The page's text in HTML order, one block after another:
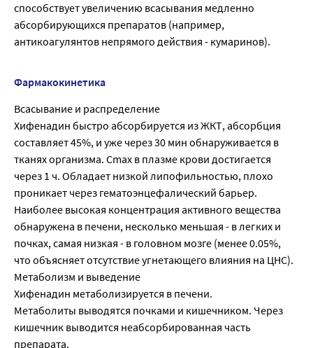
способствует увеличению всасывания медленно
абсорбирующихся препаратов (например,
антикоагулянтов непрямого действия - кумаринов).
Фармакокинетика
Всасывание и распределение
Хифенадин быстро абсорбируется из ЖКТ, абсорбция
составляет 45%, и уже через 30 мин обнаруживается в
тканях организма. Cmax в плазме крови достигается
через 1 ч. Обладает низкой липофильностью, плохо
проникает через гематоэнцефалический барьер.
Наиболее высокая концентрация активного вещества
обнаружена в печени, несколько меньшая - в легких и
почках, самая низкая - в головном мозге (менее 0.05%,
что объясняет отсутствие угнетающего влияния на ЦНС).
Метаболизм и выведение
Хифенадин метаболизируется в печени.
Метаболиты выводятся почками и кишечником. Через
кишечник выводится неабсорбированная часть
препарата.